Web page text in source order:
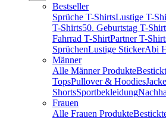
Bestseller
Sprüche T-ShirtsLustige T-
T-Shirts50. Geburtstag T-
Fahrrad T-ShirtPartner T-
SprüchenLustige StickerAbi
Männer
Alle Männer Produkte
TopsPullover & Hoodies
ShortsSportbekleidung
Frauen
Alle Frauen Produkte